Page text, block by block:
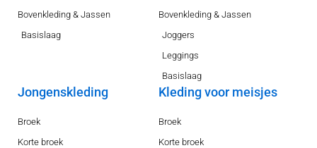
Bovenkleding & Jassen
Basislaag
Bovenkleding & Jassen
Joggers
Leggings
Basislaag
Jongenskleding
Broek
Korte broek
Kleding voor meisjes
Broek
Korte broek